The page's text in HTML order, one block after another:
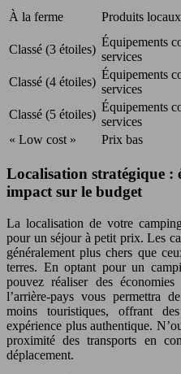
À la ferme
Produits
Classé (3 étoiles)
Équipements
services
Classé (4 étoiles)
Équipements
services
Classé (5 étoiles)
Équipements
services
« Low cost »
Prix bas
Localisation stratégique :
impact sur le budget
La localisation de votre
pour un séjour à petit prix. Les
généralement plus chers que
terres. En optant pour un
pouvez réaliser des
l’arrière-pays vous permettra
moins touristiques, offrant
expérience plus authentique.
proximité des transports en
déplacement.